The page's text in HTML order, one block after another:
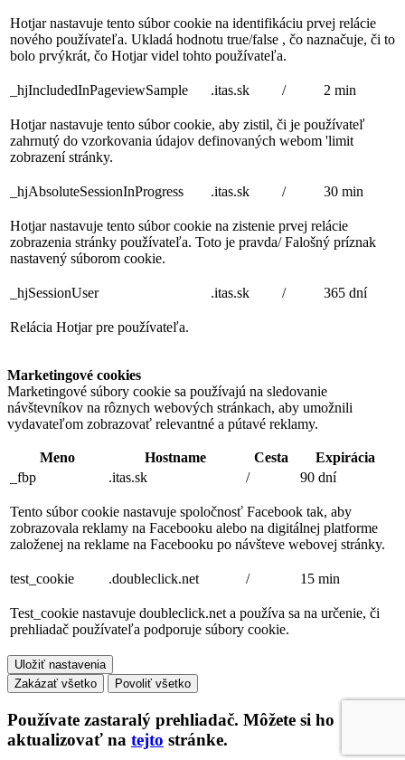
Hotjar nastavuje tento súbor cookie na identifikáciu prvej relácie
nového používateľa. Ukladá hodnotu true/false , čo naznačuje, či to
bolo prvýkrát, čo Hotjar videl tohto používateľa.
_hjIncludedInPageviewSample .itas.sk / 2 min
Hotjar nastavuje tento súbor cookie, aby zistil, či je používateľ
zahrnutý do vzorkovania údajov definovaných webom 'limit
zobrazení stránky.
_hjAbsoluteSessionInProgress .itas.sk / 30 min
Hotjar nastavuje tento súbor cookie na zistenie prvej relácie
zobrazenia stránky používateľa. Toto je pravda/ Falošný príznak
nastavený súborom cookie.
_hjSessionUser .itas.sk / 365 dní
Relácia Hotjar pre používateľa.
Marketingové cookies
Marketingové súbory cookie sa používajú na sledovanie
návštevníkov na rôznych webových stránkach, aby umožnili
vydavateľom zobrazovať relevantné a pútavé reklamy.
Meno Hostname Cesta
Expirácia
_fbp
.itas.sk / 90 dní
Tento súbor cookie nastavuje spoločnosť Facebook tak, aby
zobrazovala reklamy na Facebooku alebo na digitálnej platforme
založenej na reklame na Facebooku po návšteve webovej stránky.
test_cookie .doubleclick.net / 15 min
Test_cookie nastavuje doubleclick.net a používa sa na určenie, či
prehliadač používateľa podporuje súbory cookie.
Uložiť nastavenia
Zakázať všetko
Povoliť všetko
Používate zastaralý prehliadač. Môžete si ho
aktualizovať na tejto stránke.